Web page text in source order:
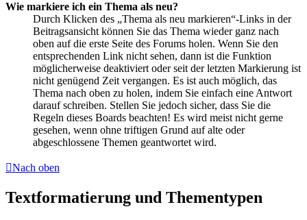
Wie markiere ich ein Thema als neu?
Durch Klicken des „Thema als neu markieren“-Links in der
Beitragsansicht können Sie das Thema wieder ganz nach
oben auf die erste Seite des Forums holen. Wenn Sie den
entsprechenden Link nicht sehen, dann ist die Funktion
möglicherweise deaktiviert oder seit der letzten Markierung ist
nicht genügend Zeit vergangen. Es ist auch möglich, das
Thema nach oben zu holen, indem Sie einfach eine Antwort
darauf schreiben. Stellen Sie jedoch sicher, dass Sie die
Regeln dieses Boards beachten! Es wird meist nicht gerne
gesehen, wenn ohne triftigen Grund auf alte oder
abgeschlossene Themen geantwortet wird.
Nach oben
Textformatierung und Thementypen